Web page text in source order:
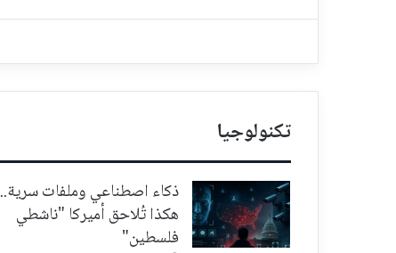
تكنولوجيا
ذكاء اصطناعي وملفات سرية..
هكذا تُلاحق أميركا "ناشطي
فلسطين"